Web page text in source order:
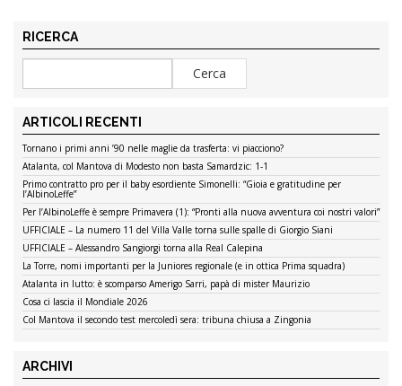
RICERCA
ARTICOLI RECENTI
Tornano i primi anni ’90 nelle maglie da trasferta: vi piacciono?
Atalanta, col Mantova di Modesto non basta Samardzic: 1-1
Primo contratto pro per il baby esordiente Simonelli: “Gioia e gratitudine per
l’AlbinoLeffe”
Per l’AlbinoLeffe è sempre Primavera (1): “Pronti alla nuova avventura coi nostri valori”
UFFICIALE – La numero 11 del Villa Valle torna sulle spalle di Giorgio Siani
UFFICIALE – Alessandro Sangiorgi torna alla Real Calepina
La Torre, nomi importanti per la Juniores regionale (e in ottica Prima squadra)
Atalanta in lutto: è scomparso Amerigo Sarri, papà di mister Maurizio
Cosa ci lascia il Mondiale 2026
Col Mantova il secondo test mercoledì sera: tribuna chiusa a Zingonia
ARCHIVI